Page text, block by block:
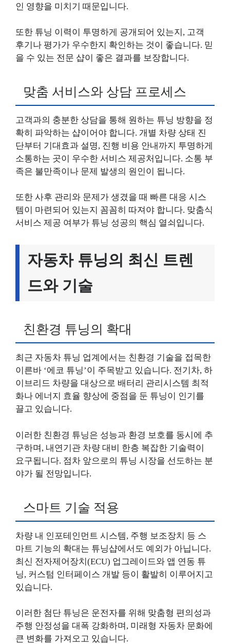
인 영향을 미치기 때문입니다.
또한 튜닝 이력이 투명하게 공개되어 있는지, 고객
후기나 평가가 우수한지 확인하는 것이 좋습니다. 믿
을 수 있는 전문 샵이 좋은 결과를 보장합니다.
맞춤 서비스와 상담 프로세스
고객과의 충분한 상담을 통해 원하는 튜닝 방향을 정
확히 파악하는 샵이어야 합니다. 개별 차량 상태 진
단부터 기대효과 설명, 진행 비용 안내까지 투명하게
소통하는 곳이 우수한 서비스 제공처입니다. 소통 부
족은 불만족이나 문제 발생의 원인이 됩니다.
또한 사후 관리와 문제가 생겼을 때 빠른 대응 시스
템이 마련되어 있는지 꼼꼼히 따져야 합니다. 맞춤식
서비스 제공 여부가 튜닝 성공의 핵심 열쇠입니다.
자동차 튜닝의 최신 트렌
드와 기술
친환경 튜닝의 확대
최근 자동차 튜닝 업계에서는 친환경 기술을 접목한
이른바 ‘에코 튜닝’이 주목받고 있습니다. 전기차, 하
이브리드 차량을 대상으로 배터리 관리시스템 최적
화나 에너지 효율 향상에 중점을 둔 튜닝이 인기를
끌고 있습니다.
이러한 친환경 튜닝은 성능과 환경 보호를 동시에 추
구하며, 내연기관 차량 대비 한층 복잡한 기술력이
요구됩니다. 점차 앞으로의 튜닝 시장을 선도하는 분
야가 될 전망입니다.
스마트 기술 적용
차량 내 인포테인먼트 시스템, 주행 보조장치 등 스
마트 기능의 확대는 튜닝샵에서도 예외가 아닙니다.
최신 전자제어장치(ECU) 업그레이드와 앱 연동 튜
닝, 커스텀 인터페이스 개발 등이 활발히 이루어지고
있습니다.
이러한 첨단 튜닝은 운전자를 위해 맞춤형 편의성과
주행 안정성을 대폭 강화하며, 미래형 자동차 문화에
큰 변화를 가져오고 있습니다.